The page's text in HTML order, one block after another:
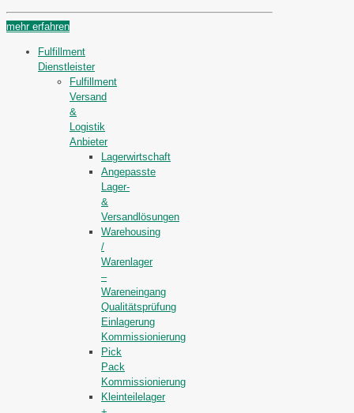
mehr erfahren
Fulfillment
Dienstleister
Fulfillment
Versand
&
Logistik
Anbieter
Lagerwirtschaft
Angepasste
Lager-
&
Versandlösungen
Warehousing
/
Warenlager
–
Wareneingang
Qualitätsprüfung
Einlagerung
Kommissionierung
Pick
Pack
Kommissionierung
Kleinteilelager